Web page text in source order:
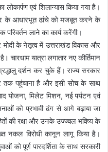
एवं शिलान्यास किया गया है।
के आधारभूत ढांचे को मजबूत करने के
लाने का कार्य करेंगी।
मोदी के नेतृत्व में उत्तराखंड विकास और
यात्रा लगातार नए कीर्तिमान
दर्शन कर चुके हैं। राज्य सरकार
तक पहुंचाना है और इसी सोच के साथ
योजना, मिलेट मिशन, नई पर्यटन एवं
को प्रभावी ढंग से आगे बढ़ाया जा
की रक्षा और उनके उज्ज्वल भविष्य के
विरोधी कानून लागू किया है।
को पूर्ण पारदर्शिता के साथ सरकारी